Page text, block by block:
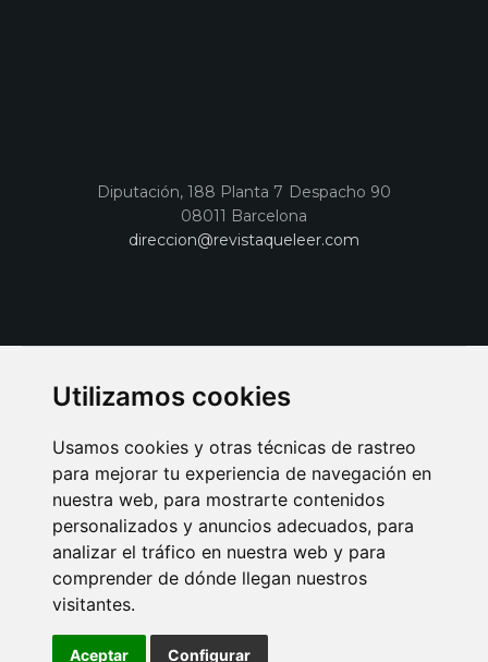
Utilizamos cookies
Usamos cookies y otras técnicas de rastreo
para mejorar tu experiencia de navegación en
nuestra web, para mostrarte contenidos
personalizados y anuncios adecuados, para
analizar el tráfico en nuestra web y para
comprender de dónde llegan nuestros
visitantes.
Aceptar Configurar
Diputación, 188 Planta 7 Despacho 90
08011 Barcelona
direccion@revistaqueleer.com
AVISO LEGAL POLITICA DE COOKIES
POLITICA DE PRIVACIDAD
PUBLICIDAD EN LA REVISTA QUÉ LEER
SORTEO-PREESTRENOS
SUSCRIPCIONES
Connecor Revistas